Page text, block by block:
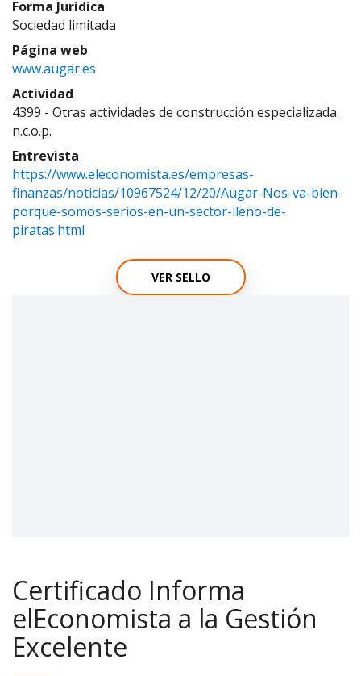
Forma Jurídica
Sociedad limitada
Página web
www.augar.es
Actividad
4399 - Otras actividades de construcción especializada
n.c.o.p.
Entrevista
https://www.eleconomista.es/empresas-
finanzas/noticias/10967524/12/20/Augar-Nos-va-bien-
porque-somos-serios-en-un-sector-lleno-de-
piratas.html
VER SELLO
Certificado Informa
elEconomista a la Gestión
Excelente